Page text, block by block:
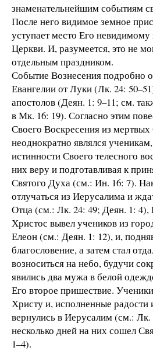
знаменательнейшим событиям
После него видимое земное
уступает место Его
Церкви. И, разумеется, это не
отдельным праздником.
Событие Вознесения подробно
Евангелии от Луки (Лк. 24:
апостолов (Деян. 1: 9–11; см.
в Мк. 16: 19). Согласно этим
Своего Воскресения из мертвых
неоднократно являлся
истинности Своего телесного
них веру и подготавливая к
Святого Духа (см.: Ин. 16: 7).
отлучаться из Иерусалима и
Отца (см.: Лк. 24: 49; Деян. 1: 4),
Христос вывел учеников из
Елеон (см.: Деян. 1: 12), и,
благословение, а затем стал
возноситься на небо, будучи
явились два мужа в белой
Его второе пришествие.
Христу и, исполненные радости
вернулись в Иерусалим (см.: Лк.
несколько дней на них сошел
1–4).